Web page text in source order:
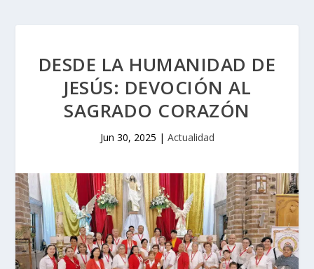
DESDE LA HUMANIDAD DE
JESÚS: DEVOCIÓN AL
SAGRADO CORAZÓN
Jun 30, 2025 | Actualidad